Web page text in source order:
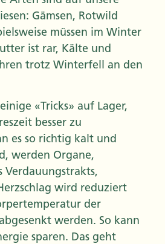
Gämsen, Rotwild
müssen im Winter
ist rar, Kälte und
trotz Winterfell an den
«Tricks» auf Lager,
besser zu
es so richtig kalt und
werden Organe,
Verdauungstrakts,
wird reduziert
der
werden. So kann
sparen. Das geht